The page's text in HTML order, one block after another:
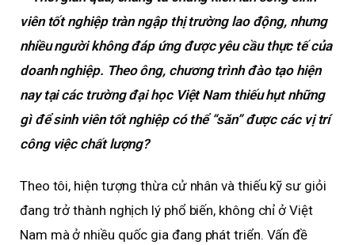
viên tốt nghiệp tràn ngập thị trường lao động, nhưng
nhiều người không đáp ứng được yêu cầu thực tế của
doanh nghiệp. Theo ông, chương trình đào tạo hiện
nay tại các trường đại học Việt Nam thiếu hụt những
gì để sinh viên tốt nghiệp có thể “săn” được các vị trí
công việc chất lượng?
Theo tôi, hiện tượng thừa cử nhân và thiếu kỹ sư giỏi
đang trở thành nghịch lý phổ biến, không chỉ ở Việt
Nam mà ở nhiều quốc gia đang phát triển. Vấn đề